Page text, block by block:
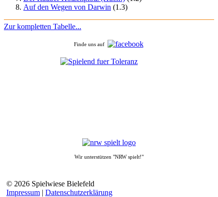
Auf den Wegen von Darwin (1.3)
Zur kompletten Tabelle...
Finde uns auf
Wir unterstützen "NRW spielt!"
© 2026 Spielwiese Bielefeld
Impressum | Datenschutzerklärung